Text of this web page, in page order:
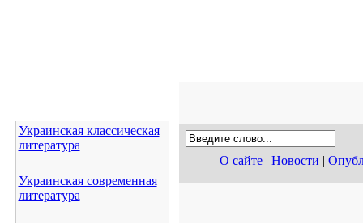
Украинская классическая
литература
Украинская современная
литература
О сайте | Новости |